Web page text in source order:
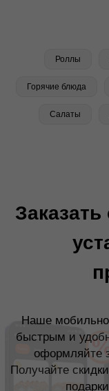
Роллы
Горячие блюда
Салаты